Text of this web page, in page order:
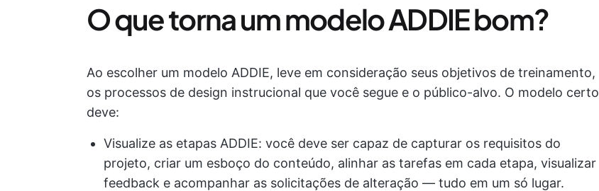
O que torna um modelo ADDIE bom?
Ao escolher um modelo ADDIE, leve em consideração seus objetivos de treinamento,
os processos de design instrucional que você segue e o público-alvo. O modelo certo
deve:
Visualize as etapas ADDIE: você deve ser capaz de capturar os requisitos do
projeto, criar um esboço do conteúdo, alinhar as tarefas em cada etapa, visualizar
feedback e acompanhar as solicitações de alteração — tudo em um só lugar.